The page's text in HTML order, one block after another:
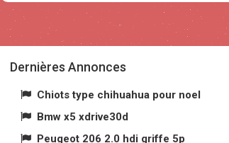
Dernières Annonces
Chiots type chihuahua pour noel
Bmw x5 xdrive30d
Peugeot 206 2.0 hdi griffe 5p